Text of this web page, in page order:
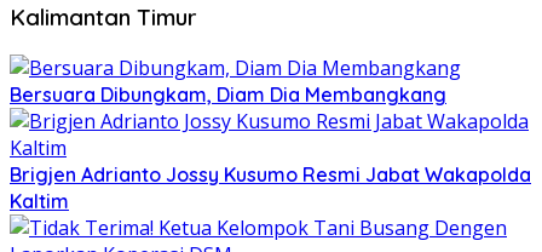
Kalimantan Timur
Bersuara Dibungkam, Diam Dia Membangkang
Brigjen Adrianto Jossy Kusumo Resmi Jabat Wakapolda
Kaltim